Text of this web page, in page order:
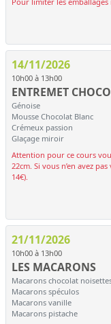
14/11/2026
10h00 à 13h00
ENTREMET
Génoise
Mousse Chocolat Blanc
Crémeux passion
Glaçage miroir
Attention pour ce cours
22cm. Si vous n’en avez
14€).
21/11/2026
10h00 à 13h00
LES MACARONS
Macarons chocolat
Macarons spéculos
Macarons vanille
Macarons pistache